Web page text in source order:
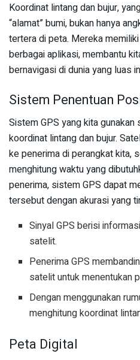
Koordinat lintang dan bujur,
“alamat” bumi, bukan hanya
tertera di peta. Mereka
berbagai aplikasi, membantu
bernavigasi di dunia yang luas
Sistem Penentuan
Sistem GPS yang kita
koordinat lintang dan bujur.
ke penerima di perangkat kita,
menghitung waktu yang
penerima, sistem GPS dapat
tersebut dengan akurasi yang
Sinyal GPS berisi
satelit.
Penerima GPS
satelit untuk menentukan
Dengan menggunakan
menghitung koordinat
Peta Digital